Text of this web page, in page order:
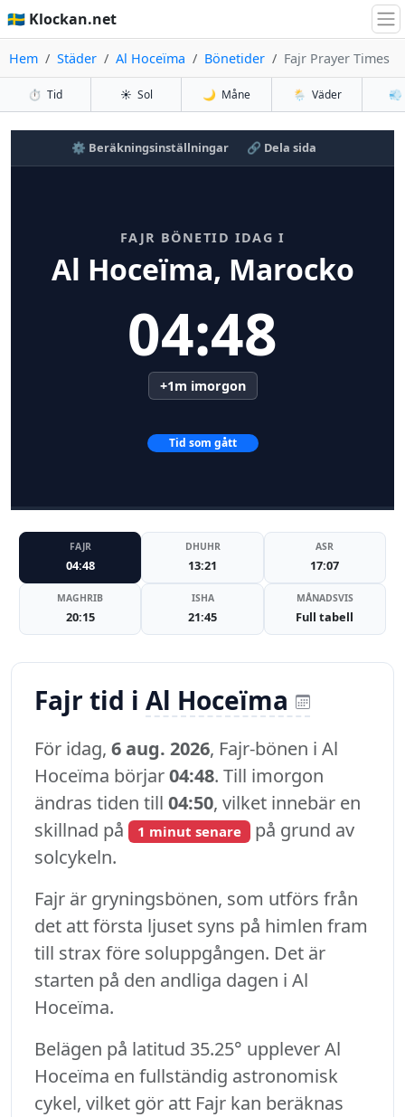
🇸🇪 Klockan.net
Hem Städer Al Hoceïma Bönetider Fajr Prayer Times
⏱️ Tid ☀️ Sol 🌙 Måne 🌦️ Väder 💨
⚙️ Beräkningsinställningar 🔗 Dela sida
FAJR BÖNETID IDAG I
Al Hoceïma, Marocko
04:48
+1m imorgon
Tid som gått
FAJR
04:48
DHUHR
13:21
ASR
17:07
MAGHRIB
20:15
ISHA
21:45
MÅNADSVIS
Full tabell
Fajr tid i Al Hoceïma
För idag, 6 aug. 2026, Fajr-bönen i Al
Hoceïma börjar04:48. Till imorgon
ändras tiden till 04:50, vilket innebär en
skillnad på
1 minut senare på grund av
solcykeln.
Fajr är gryningsbönen, som utförs från
det att första ljuset syns på himlen fram
till strax före soluppgången. Det är
starten på den andliga dagen i Al
Hoceïma.
Belägen på latitud 35.25° upplever Al
Hoceïma en fullständig astronomisk
cykel, vilket gör att Fajr kan beräknas